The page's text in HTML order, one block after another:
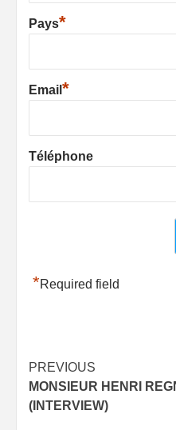
Pays*
Email *
Téléphone
*Required field
Post
navigation
PREVIOUS
MONSIEUR HENRI
(INTERVIEW)